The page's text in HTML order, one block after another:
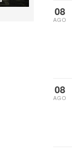
08
AGO
08
AGO